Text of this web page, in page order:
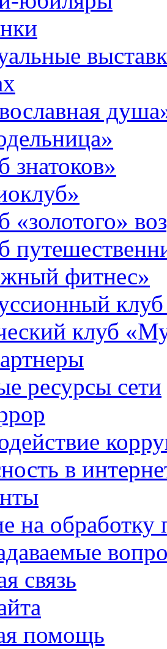
знатоков»
«золотого»
фитнес»
клуб
ресурсы сети
в
на
связь
помощь